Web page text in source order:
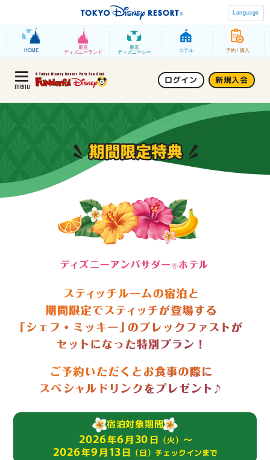
Language
HOME 東京
ディズニーランド
東京
ディズニーシー ホテル 予約 / 購入
menu ログイン 新規入会
宿泊対象期間
2026年6月30日 （火） ～
2026年9月13日 （日）チェックインまで